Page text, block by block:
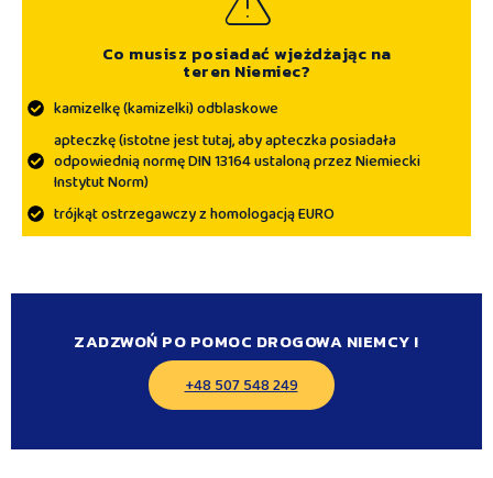
Co musisz posiadać wjeżdżając na
teren Niemiec?
kamizelkę (kamizelki) odblaskowe
apteczkę (istotne jest tutaj, aby apteczka posiadała
odpowiednią normę DIN 13164 ustaloną przez Niemiecki
Instytut Norm)
trójkąt ostrzegawczy z homologacją EURO
ZADZWOŃ PO POMOC DROGOWA NIEMCY !
+48 507 548 249